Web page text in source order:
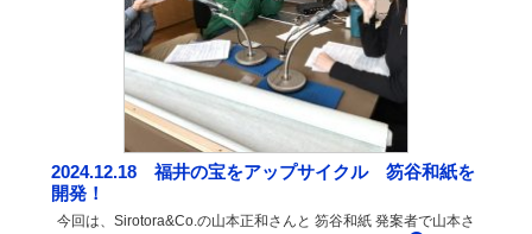
2024.12.18 福井の宝をアップサイクル 笏谷和紙を
開発！
今回は、Sirotora&Co.の山本正和さんと 笏谷和紙 発案者で山本さ